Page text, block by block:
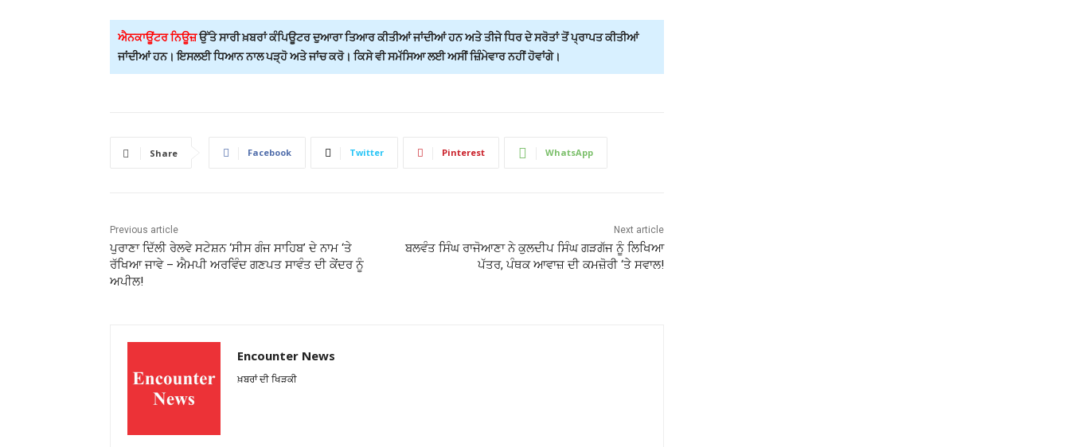
ਐਨਕਾਊਂਟਰ ਨਿਊਜ਼ਉੱਤੇ ਸਾਰੀ ਖ਼ਬਰਾਂ ਕੰਪਿਊਟਰ ਦੁਆਰਾ ਤਿਆਰ ਕੀਤੀਆਂ ਜਾਂਦੀਆਂ ਹਨ ਅਤੇ ਤੀਜੇ ਧਿਰ ਦੇ ਸਰੋਤਾਂ ਤੋਂ ਪ੍ਰਾਪਤ ਕੀਤੀਆਂ
ਜਾਂਦੀਆਂ ਹਨ। ਇਸਲਈ ਧਿਆਨ ਨਾਲ ਪੜ੍ਹੋ ਅਤੇ ਜਾਂਚ ਕਰੋ। ਕਿਸੇ ਵੀ ਸਮੱਸਿਆ ਲਈ ਅਸੀਂ ਜ਼ਿੰਮੇਵਾਰ ਨਹੀਂ ਹੋਵਾਂਗੇ।
Share Facebook Twitter Pinterest WhatsApp
Previous article
ਪੁਰਾਣਾ ਦਿੱਲੀ ਰੇਲਵੇ ਸਟੇਸ਼ਨ ‘ਸੀਸ ਗੰਜ ਸਾਹਿਬ’ ਦੇ ਨਾਮ ‘ਤੇ
ਰੱਖਿਆ ਜਾਵੇ – ਐਮਪੀ ਅਰਵਿੰਦ ਗਣਪਤ ਸਾਵੰਤ ਦੀ ਕੇਂਦਰ ਨੂੰ
ਅਪੀਲ!
Next article
ਬਲਵੰਤ ਸਿੰਘ ਰਾਜੋਆਣਾ ਨੇ ਕੁਲਦੀਪ ਸਿੰਘ ਗੜਗੱਜ ਨੂੰ ਲਿਖਿਆ
ਪੱਤਰ, ਪੰਥਕ ਆਵਾਜ਼ ਦੀ ਕਮਜ਼ੋਰੀ ‘ਤੇ ਸਵਾਲ!
Encounter News
ਖ਼ਬਰਾਂ ਦੀ ਖਿੜਕੀ